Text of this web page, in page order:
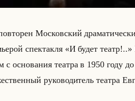
Мос­ков­ский
спек­так­ля «И будет
с ос­но­ва­ния те­ат­ра в 1950 году
ру­ко­во­ди­тель те­ат­ра